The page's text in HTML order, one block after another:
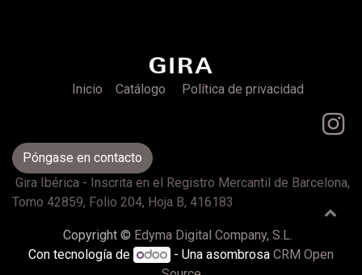
Inicio Catálogo Política de privacidad
Póngase en contacto
Gira Ibérica - Inscrita en el Registro Mercantil de Barcelona,
Tomo 42859, Folio 204, Hoja B, 416183
Copyright © Edyma Digital Company, S.L.
Con tecnología de
- Una asombrosaCRM Open